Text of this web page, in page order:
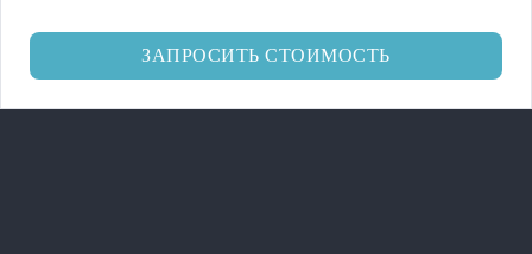
ЗАПРОСИТЬ СТОИМОСТЬ